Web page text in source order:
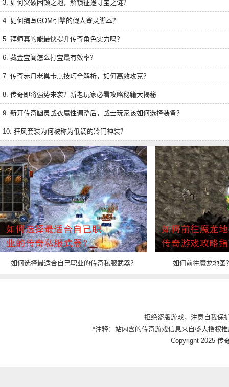
3. 如何突破困顿之地，解锁征途寻宝之谜？
4. 如何编写GOM引擎的假人登录脚本？
5. 拜师真的能最快提升传奇角色实力吗？
6. 藏金宝阁怎么打宝最有效率？
7. 传奇赤月老巢卡点技巧全解析，如何高效攻克？
8. 传奇即将强势来袭？新老玩家必看攻略秘籍大揭秘
9. 新开传奇幽灵战衣属性调整后，战士玩家该如何选择装备？
10. 狂风套装为何被称为低调的冷门神装？
如何选择最适合自己职业的传奇私服武器？ 如何前往魔龙地图
拒绝盗版游戏，注意自我保
*注释：站内含的传奇游戏信息来自盛大授权
Copyright 2025 传